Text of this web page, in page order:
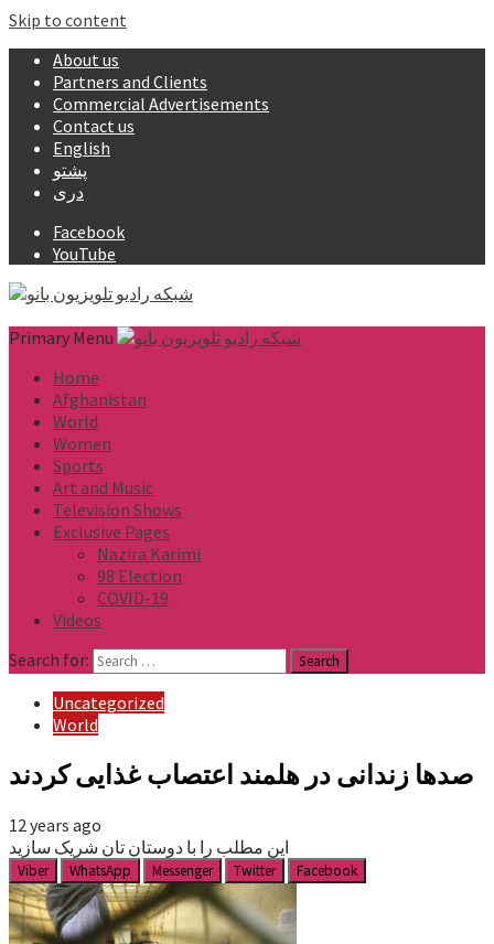
Skip to content
About us
Partners and Clients
Commercial Advertisements
Contact us
English
پشتو
دری
Facebook
YouTube
Primary Menu
Home
Afghanistan
World
Women
Sports
Art and Music
Television Shows
Exclusive Pages
Nazira Karimi
98 Election
COVID-19
Videos
Search for:
Uncategorized
World
صدها زندانی در هلمند اعتصاب غذایی کردند
12 years ago
این مطلب را با دوستان تان شریک سازید
Viber WhatsApp Messenger Twitter Facebook